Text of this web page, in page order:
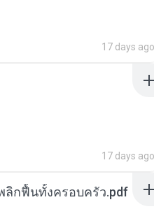
17 days ago
17 days ago
ลิกฟื้นทั้งครอบครัว.pdf